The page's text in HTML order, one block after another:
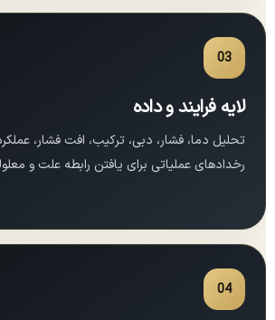
03
لایه فرایند و داده
تحلیل دما، فشار، دبی، ترکیب، افت فشار،
رخدادهای عملیاتی برای یافتن رابطه علت و
04